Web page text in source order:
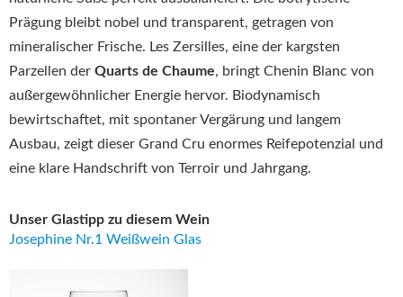
Prägung bleibt nobel und transparent, getragen von
mineralischer Frische. Les Zersilles, eine der kargsten
Parzellen der Quarts de Chaume, bringt Chenin Blanc von
außergewöhnlicher Energie hervor. Biodynamisch
bewirtschaftet, mit spontaner Vergärung und langem
Ausbau, zeigt dieser Grand Cru enormes Reifepotenzial und
eine klare Handschrift von Terroir und Jahrgang.
Unser Glastipp zu diesem Wein
Josephine Nr.1 Weißwein Glas